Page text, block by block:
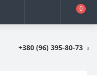
0
+380 (96) 395-80-73